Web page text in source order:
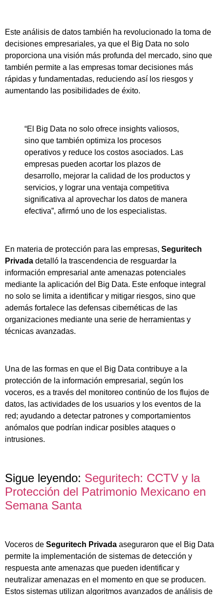
Este análisis de datos también ha revolucionado la toma de
decisiones empresariales, ya que el Big Data no solo
proporciona una visión más profunda del mercado, sino que
también permite a las empresas tomar decisiones más
rápidas y fundamentadas, reduciendo así los riesgos y
aumentando las posibilidades de éxito.
“El Big Data no solo ofrece insights valiosos,
sino que también optimiza los procesos
operativos y reduce los costos asociados. Las
empresas pueden acortar los plazos de
desarrollo, mejorar la calidad de los productos y
servicios, y lograr una ventaja competitiva
significativa al aprovechar los datos de manera
efectiva”, afirmó uno de los especialistas.
En materia de protección para las empresas, Seguritech
Privada detalló la trascendencia de resguardar la
información empresarial ante amenazas potenciales
mediante la aplicación del Big Data. Este enfoque integral
no solo se limita a identificar y mitigar riesgos, sino que
además fortalece las defensas cibernéticas de las
organizaciones mediante una serie de herramientas y
técnicas avanzadas.
Una de las formas en que el Big Data contribuye a la
protección de la información empresarial, según los
voceros, es a través del monitoreo continúo de los flujos de
datos, las actividades de los usuarios y los eventos de la
red; ayudando a detectar patrones y comportamientos
anómalos que podrían indicar posibles ataques o
intrusiones.
Sigue leyendo: Seguritech: CCTV y la
Protección del Patrimonio Mexicano en
Semana Santa
Voceros de Seguritech Privada aseguraron que el Big Data
permite la implementación de sistemas de detección y
respuesta ante amenazas que pueden identificar y
neutralizar amenazas en el momento en que se producen.
Estos sistemas utilizan algoritmos avanzados de análisis de